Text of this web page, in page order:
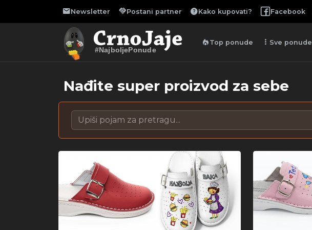
mailNewsletter handshakePostani partner helpKako kupovati? Facebook
#NajboljePonude
local_fire_department Top ponude more_vert Sve ponude
Nađite super proizvod za sebe